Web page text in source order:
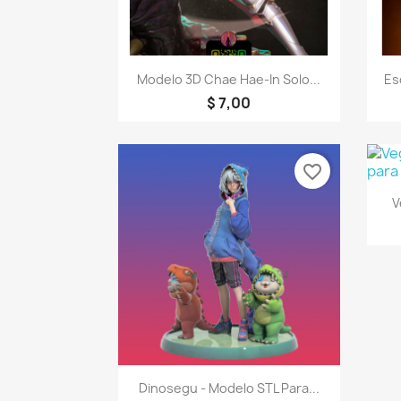
Visualização rápida
Modelo 3D Chae Hae-In Solo...
$ 7,00
Visualização rápida
Dinosegu - Modelo STL Para...
favorite_border